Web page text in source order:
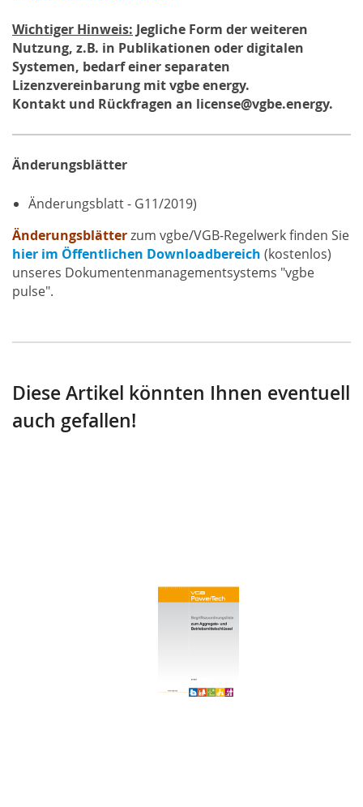
Wichtiger Hinweis: Jegliche Form der weiteren
Nutzung, z.B. in Publikationen oder digitalen
Systemen, bedarf einer separaten
Lizenzvereinbarung mit vgbe energy.
Kontakt und Rückfragen an license@vgbe.energy.
Änderungsblätter
Änderungsblatt - G11/2019)
Änderungsblätterzum vgbe/VGB-Regelwerk finden Sie
hier im Öffentlichen Downloadbereich (kostenlos)
unseres Dokumentenmanagementsystems "vgbe
pulse".
Diese Artikel könnten Ihnen eventuell
auch gefallen!